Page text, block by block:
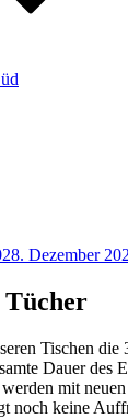
28. Dezember
Tücher
Tischen
Dauer des
mit
noch keine